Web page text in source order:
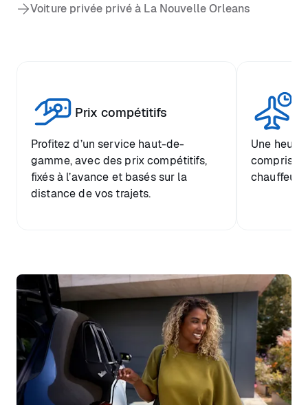
Voiture privée privé à La Nouvelle Orleans
Prix compétitifs
Profitez d’un service haut-de-
gamme, avec des prix compétitifs,
fixés à l’avance et basés sur la
distance de vos trajets.
Une heure
comprise
chauffeur.